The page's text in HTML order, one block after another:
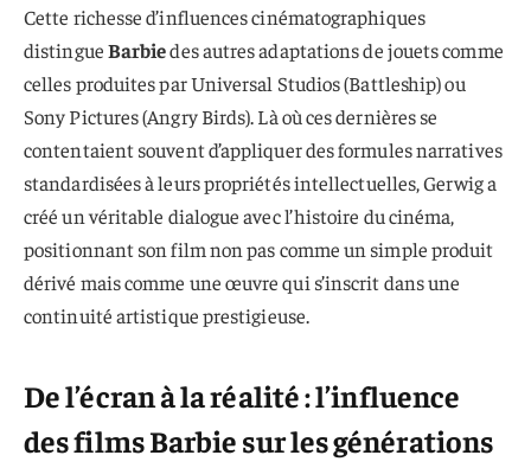
Cette richesse d’influences cinématographiques
distingueBarbiedes autres adaptations de jouets comme
celles produites par Universal Studios (Battleship) ou
Sony Pictures (Angry Birds). Là où ces dernières se
contentaient souvent d’appliquer des formules narratives
standardisées à leurs propriétés intellectuelles, Gerwig a
créé un véritable dialogue avec l’histoire du cinéma,
positionnant son film non pas comme un simple produit
dérivé mais comme une œuvre qui s’inscrit dans une
continuité artistique prestigieuse.
De l’écran à la réalité : l’influence
des films Barbie sur les générations